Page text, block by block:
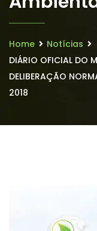
Home
Notícias
DIÁRIO OFICIAL DO
DELIBERAÇÃO
2018